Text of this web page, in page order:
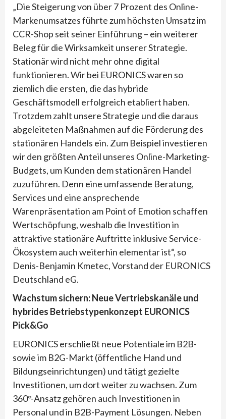
„Die Steigerung von über 7 Prozent des Online-
Markenumsatzes führte zum höchsten Umsatz im
CCR-Shop seit seiner Einführung – ein weiterer
Beleg für die Wirksamkeit unserer Strategie.
Stationär wird nicht mehr ohne digital
funktionieren. Wir bei EURONICS waren so
ziemlich die ersten, die das hybride
Geschäftsmodell erfolgreich etabliert haben.
Trotzdem zahlt unsere Strategie und die daraus
abgeleiteten Maßnahmen auf die Förderung des
stationären Handels ein. Zum Beispiel investieren
wir den größten Anteil unseres Online-Marketing-
Budgets, um Kunden dem stationären Handel
zuzuführen. Denn eine umfassende Beratung,
Services und eine ansprechende
Warenpräsentation am Point of Emotion schaffen
Wertschöpfung, weshalb die Investition in
attraktive stationäre Auftritte inklusive Service-
Ökosystem auch weiterhin elementar ist“, so
Denis-Benjamin Kmetec, Vorstand der EURONICS
Deutschland eG.
Wachstum sichern: Neue Vertriebskanäle und
hybrides Betriebstypenkonzept EURONICS
Pick&Go
EURONICS erschließt neue Potentiale im B2B-
sowie im B2G-Markt (öffentliche Hand und
Bildungseinrichtungen) und tätigt gezielte
Investitionen, um dort weiter zu wachsen. Zum
360°-Ansatz gehören auch Investitionen in
Personal und in B2B-Payment Lösungen. Neben